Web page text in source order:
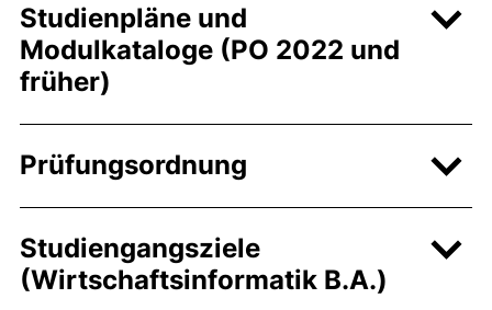
Studienpläne und
Modulkataloge (PO 2022 und
früher)
Prüfungsordnung
Studiengangsziele
(Wirtschaftsinformatik B.A.)